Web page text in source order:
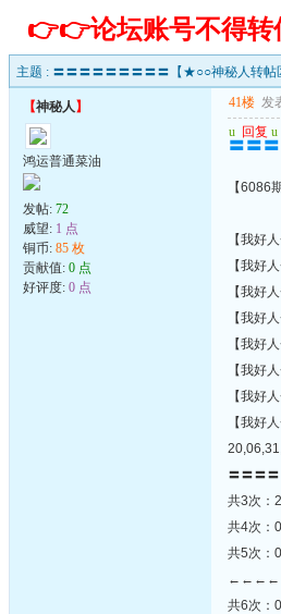
👉👉论坛账号不得转
主题 : 〓〓〓〓〓〓〓〓〓【★○○神秘人转
【神秘人 】
鸿运普通菜油
发帖: 72
威望: 1 点
铜币: 85 枚
贡献值: 0 点
好评度: 0 点
41楼 发
u 回复 u
〓〓
【6086
【我
【我
【我
【我
【我
【我
【我
【我
〓〓〓
共3次：
共4次：
共5次：
共6次：